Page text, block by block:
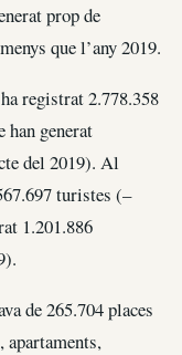
prop de
que l’any 2019.
registrat 2.778.358
han generat
del 2019). Al
turistes (–
1.201.886
de 265.704 places